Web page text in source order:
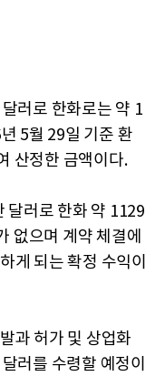
러로 한화로는 약 1
5월 29일 기준 환
산정한 금액이다.
달러로 한화 약 1129
없으며 계약 체결에
게 되는 확정 수익이
과 허가 및 상업화
러를 수령할 예정이